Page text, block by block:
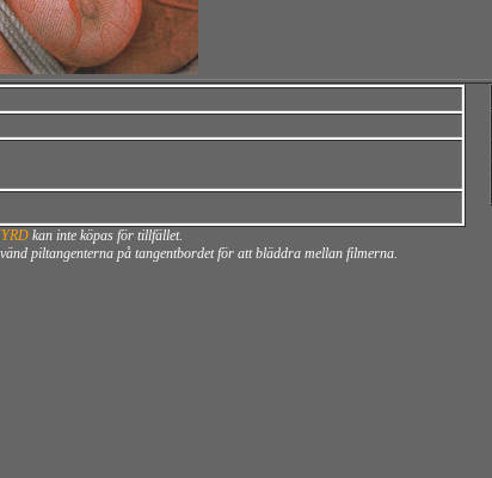
kan inte köpas för tillfället.
piltangenterna på tangentbordet för att bläddra mellan filmerna.